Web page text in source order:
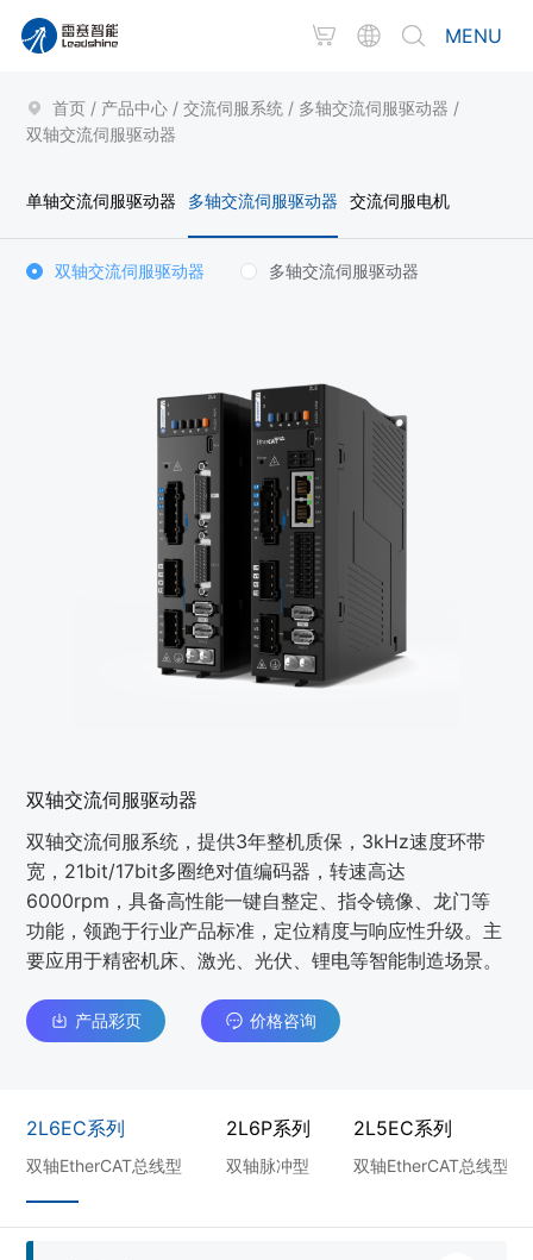
MENU
首页 / 产品中心 / 交流伺服系统 / 多轴交流伺服驱动器 /
双轴交流伺服驱动器
单轴交流伺服驱动器 多轴交流伺服驱动器 交流伺服电机
双轴交流伺服驱动器 多轴交流伺服驱动器
双轴交流伺服驱动器
双轴交流伺服系统，提供3年整机质保，3kHz速度环带
宽，21bit/17bit多圈绝对值编码器，转速高达
6000rpm，具备高性能一键自整定、指令镜像、龙门等
功能，领跑于⾏业产品标准，定位精度与响应性升级。主
要应⽤于精密机床、激光、光伏、锂电等智能制造场景。
产品彩页 价格咨询
2L6EC系列
双轴EtherCAT总线型
2L6P系列
双轴脉冲型
2L5EC系列
双轴EtherCAT总线型